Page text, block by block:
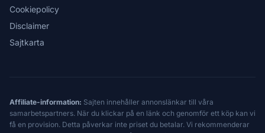
Cookiepolicy
Disclaimer
Sajtkarta
Affiliate-information: Sajten innehåller annonslänkar till våra
samarbetspartners. När du klickar på en länk och genomför ett köp kan vi
få en provision. Detta påverkar inte priset du betalar. Vi rekommenderar